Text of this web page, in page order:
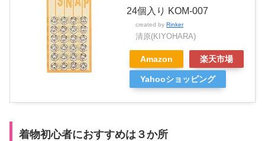
24個入り KOM-007
created by Rinker
清原(KIYOHARA)
Amazon 楽天市場
Yahooショッピング
着物初心者におすすめは３か所